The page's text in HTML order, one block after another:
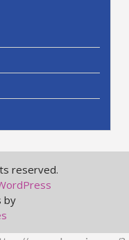
reserved.
by